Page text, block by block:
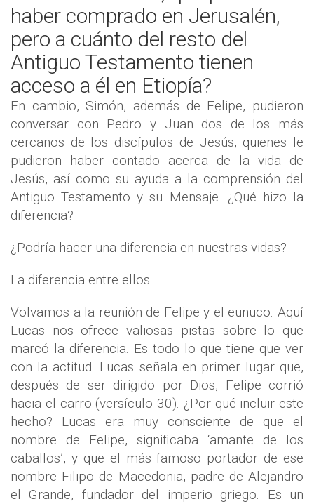
haber comprado en Jerusalén,
pero a cuánto del resto del
Antiguo Testamento tienen
acceso a él en Etiopía?
En cambio, Simón, además de Felipe, pudieron
conversar con Pedro y Juan dos de los más
cercanos de los discípulos de Jesús, quienes le
pudieron haber contado acerca de la vida de
Jesús, así como su ayuda a la comprensión del
Antiguo Testamento y su Mensaje. ¿Qué hizo la
diferencia?
¿Podría hacer una diferencia en nuestras vidas?
La diferencia entre ellos
Volvamos a la reunión de Felipe y el eunuco. Aquí
Lucas nos ofrece valiosas pistas sobre lo que
marcó la diferencia. Es todo lo que tiene que ver
con la actitud. Lucas señala en primer lugar que,
después de ser dirigido por Dios, Felipe corrió
hacia el carro (versículo 30). ¿Por qué incluir este
hecho? Lucas era muy consciente de que el
nombre de Felipe, significaba ‘amante de los
caballos’, y que el más famoso portador de ese
nombre Filipo de Macedonia, padre de Alejandro
el Grande, fundador del imperio griego. Es un